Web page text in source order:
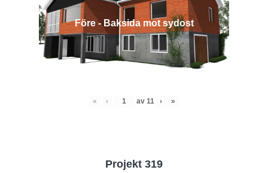
Före - Baksida mot sydost
« ‹ av 11 › »
Projekt 319